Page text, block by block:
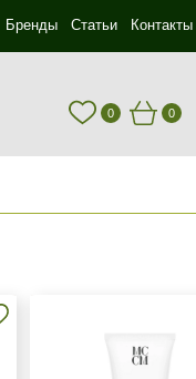
Бренды Статьи Контакты
0 0